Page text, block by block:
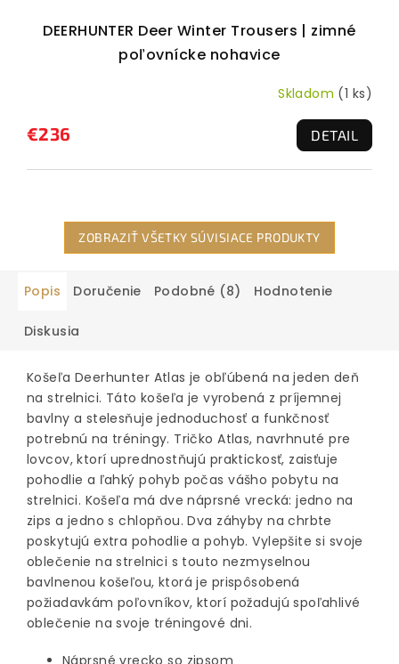
DEERHUNTER Deer Winter Trousers | zimné
poľovnícke nohavice
Skladom (1 ks)
€236 DETAIL
ZOBRAZIŤ VŠETKY SÚVISIACE PRODUKTY
Popis Doručenie Podobné (8) Hodnotenie
Diskusia
Košeľa Deerhunter Atlas je obľúbená na jeden deň
na strelnici. Táto košeľa je vyrobená z príjemnej
bavlny a stelesňuje jednoduchosť a funkčnosť
potrebnú na tréningy. Tričko Atlas, navrhnuté pre
lovcov, ktorí uprednostňujú praktickosť, zaisťuje
pohodlie a ľahký pohyb počas vášho pobytu na
strelnici. Košeľa má dve náprsné vrecká: jedno na
zips a jedno s chlopňou. Dva záhyby na chrbte
poskytujú extra pohodlie a pohyb. Vylepšite si svoje
oblečenie na strelnici s touto nezmyselnou
bavlnenou košeľou, ktorá je prispôsobená
požiadavkám poľovníkov, ktorí požadujú spoľahlivé
oblečenie na svoje tréningové dni.